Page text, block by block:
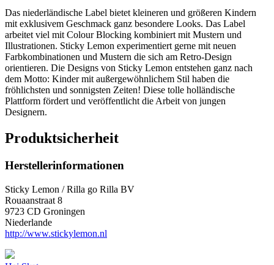
Das niederländische Label bietetkleineren und größeren Kindern
mit exklusivem Geschmack ganz besondere Looks. Das Label
arbeitet viel mit Colour Blocking kombiniert mit Mustern und
Illustrationen. Sticky Lemon experimentiert gerne mit neuen
Farbkombinationen und Mustern die sich am Retro-Design
orientieren. Die Designs von Sticky Lemon entstehen ganz nach
dem Motto: Kinder mit außergewöhnlichem Stil haben die
fröhlichsten und sonnigsten Zeiten! Diese tolle holländische
Plattform fördert und veröffentlicht die Arbeit von jungen
Designern.
Produktsicherheit
Herstellerinformationen
Sticky Lemon / Rilla go Rilla BV
Rouaanstraat 8
9723 CD Groningen
Niederlande
http://www.stickylemon.nl